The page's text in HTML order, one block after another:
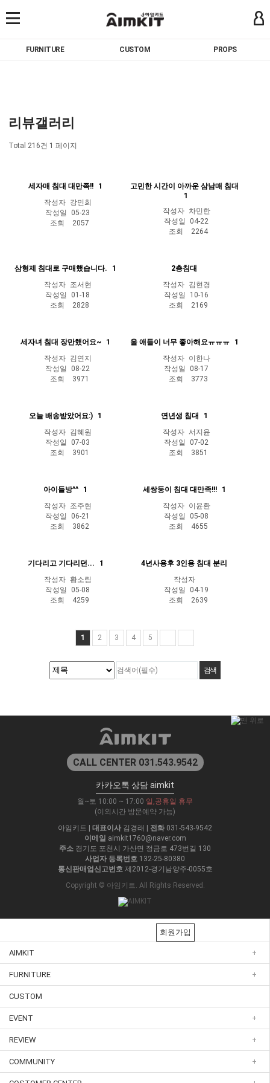
FURNITURE CUSTOM PROPS
리뷰갤러리
Total 216건 1 페이지
세자매 침대 대만족!!
1
작성자 강민희
작성일
05-23
조회
2057
고민한 시간이 아까운 삼남매 침대
1
작성자 차민한
작성일
04-22
조회
2264
삼형제 침대로 구매했습니다.
1
작성자 조서현
작성일
01-18
조회
2828
2층침대
작성자 김현경
작성일
10-16
조회
2169
세자녀 침대 장만했어요~
1
작성자 김연지
작성일
08-22
조회
3971
울 애들이 너무 좋아해요ㅠㅠㅠ
1
작성자 이한나
작성일
08-17
조회
3773
오늘 배송받았어요:)
1
작성자 김혜원
작성일
07-03
조회
3901
연년생 침대
1
작성자 서지윤
작성일
07-02
조회
3851
아이들방^^
1
작성자 조주현
작성일
06-21
조회
3862
세쌍둥이 침대 대만족!!!
1
작성자 이윤환
작성일
05-08
조회
4655
기다리고 기다리던...
1
작성자 황소림
작성일
05-08
조회
4259
4년사용후 3인용 침대 분리
작성자
작성일
04-19
조회
2639
1 2 3 4 5
CALL CENTER 031.543.9542
카카오톡 상담 aimkit
월~토 10:00 ~ 17:00 일,공휴일 휴무
(이외시간 방문예약 가능)
아임키트
대표이사 김경래 전화 031-543-9542
이메일 aimkit1760@naver.com
주소 경기도 포천시 가산면 정금로 473번길 130
사업자 등록번호 132-25-80380
통신판매업신고번호제2012-경기남양주-0055호
Copyright © 아임키트. All Rights Reserved.
회원가입
AIMKIT +
FURNITURE +
CUSTOM
EVENT +
REVIEW +
COMMUNITY +